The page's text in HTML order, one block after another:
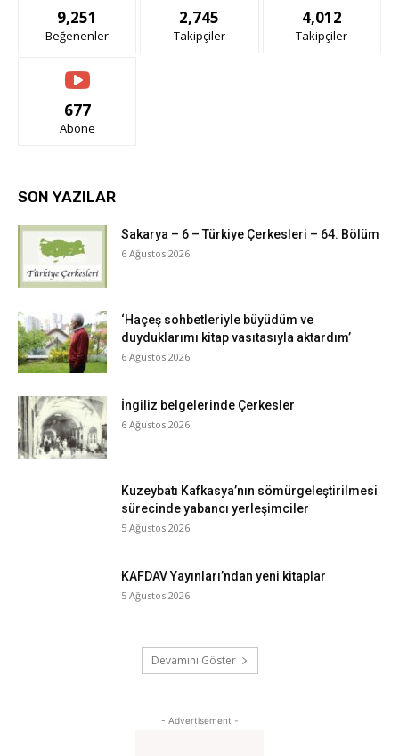
9,251
Beğenenler
2,745
Takipçiler
4,012
Takipçiler
677
Abone
SON YAZILAR
Sakarya – 6 – Türkiye Çerkesleri – 64. Bölüm
6 Ağustos 2026
‘Haçeş sohbetleriyle büyüdüm ve
duyduklarımı kitap vasıtasıyla aktardım’
6 Ağustos 2026
İngiliz belgelerinde Çerkesler
6 Ağustos 2026
Kuzeybatı Kafkasya’nın sömürgeleştirilmesi
sürecinde yabancı yerleşimciler
5 Ağustos 2026
KAFDAV Yayınları’ndan yeni kitaplar
5 Ağustos 2026
Devamını Göster
- Advertisement -